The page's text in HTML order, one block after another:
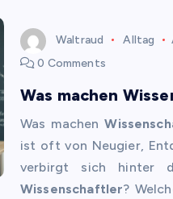
Waltraud Alltag
0 Comments
Was machen
Was machen
ist oft von Neugier,
verbirgt sich hinter
Wissenschaftler?